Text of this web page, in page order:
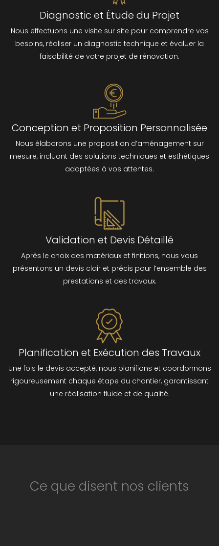
Diagnostic et Étude du Projet
Nous effectuons une visite sur site pour comprendre vos
besoins, réaliser un diagnostic technique et évaluer la
faisabilité de votre projet de rénovation.
Conception et Proposition Personnalisée
Nous élaborons une proposition d’aménagement sur
mesure, incluant des solutions techniques et esthétiques
adaptées à vos attentes.
Validation et Devis Détaillé
Après le choix des matériaux et finitions, nous vous
présentons un devis clair et précis pour l’ensemble des
prestations et des travaux.
Planification et Exécution des Travaux
Une fois le devis accepté, nous planifions et coordonnons
rigoureusement chaque étape du chantier, garantissant
une réalisation fluide et de qualité.
Ce que disent nos clients